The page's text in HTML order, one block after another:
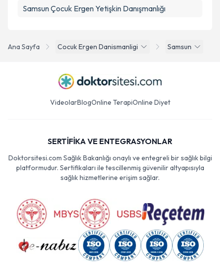
Ana Sayfa Cocuk Ergen Danismanligi Samsun
Samsun Çocuk Ergen Yetişkin Danışmanlığı
VideolarBlogOnline TerapiOnline Diyet
SERTİFİKA VE ENTEGRASYONLAR
Doktorsitesi.com Sağlık Bakanlığı onaylı ve entegreli bir sağlık bilgi
platformudur. Sertifikaları ile tescillenmiş güvenilir altyapısıyla
sağlık hizmetlerine erişim sağlar.